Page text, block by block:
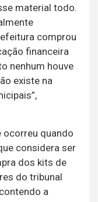
material todo.
comprou
financeira
nenhum houve
existe na
ocorreu quando
considera ser
dos kits de
do tribunal
a